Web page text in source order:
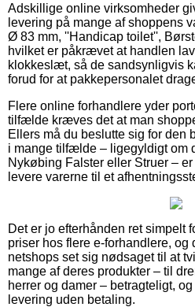
Adskillige online virksomheder
levering på mange af shoppens
Ø 83 mm, ''Handicap toilet'',
hvilket er påkrævet at handlen
klokkeslæt, så de sandsynligvis
forud for at pakkepersonalet
Flere online forhandlere yder
tilfælde kræves det at man
Ellers må du beslutte sig for den
i mange tilfælde – ligegyldigt om
Nykøbing Falster eller Struer –
levere varerne til et
Det er jo efterhånden ret simpelt
priser hos flere e-forhandlere, og
netshops set sig nødsaget til at
mange af deres produkter – til
herrer og damer – betragteligt,
levering uden betaling.